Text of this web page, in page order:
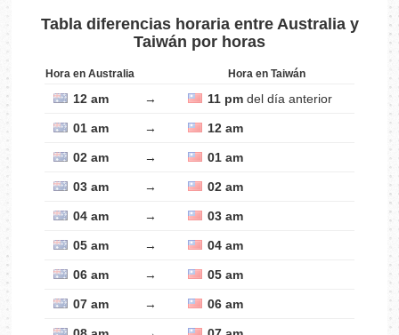
Tabla diferencias horaria entre Australia y
Taiwán por horas
Hora en Australia Hora en Taiwán
12 am → 11 pm del día anterior
01 am → 12 am
02 am → 01 am
03 am → 02 am
04 am → 03 am
05 am → 04 am
06 am → 05 am
07 am → 06 am